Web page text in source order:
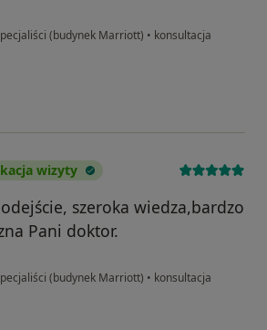
(budynek Marriott) • konsultacja
W.
wizyty
szeroka wiedza,bardzo
Pani doktor.
(budynek Marriott) • konsultacja